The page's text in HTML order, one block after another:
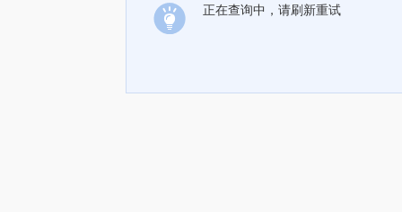
正在查询中，请刷新重试